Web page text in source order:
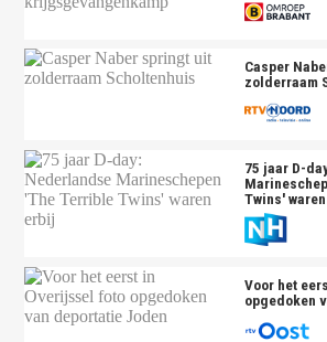
Casper
zolderraam
75 jaar D-
Twins'
Voor het
opgedoken
Het Market Garden Vijfje Foto: